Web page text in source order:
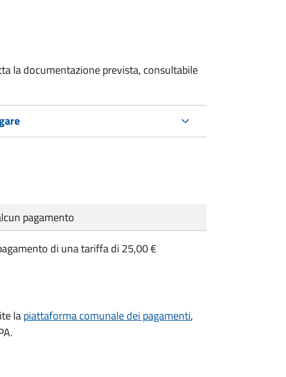
la documentazione prevista, consultabile
pagamento
di una tariffa di 25,00 €
lapiattaforma comunale dei pagamenti,